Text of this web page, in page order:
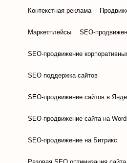
Контекстная реклама
Маркетплейсы SEO-
SEO-продвижение
SEO поддержка сайтов
SEO-продвижение сайтов в
SEO-продвижение сайта на
SEO-продвижение на Битрикс